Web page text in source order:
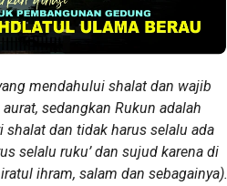
mendahului shalat dan wajib
sedangkan Rukun adalah
dan tidak harus selalu ada
selalu ruku’ dan sujud karena di
ihram, salam dan sebagainya).